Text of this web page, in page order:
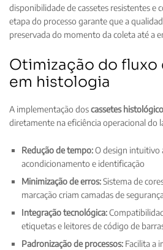
disponibilidade de cassetes resistentes e
etapa do processo garante que a
preservada do momento da coleta até a
Otimização do fluxo
em histologia
A implementação doscassetes
diretamente na eficiência operacional do
Redução de tempo:O design intuitivo
acondicionamento e identificação
Minimização de erros:Sistema de
marcação criam camadas de
Integração tecnológica:
etiquetas e leitores de código de
Padronização de processos: Facilita a